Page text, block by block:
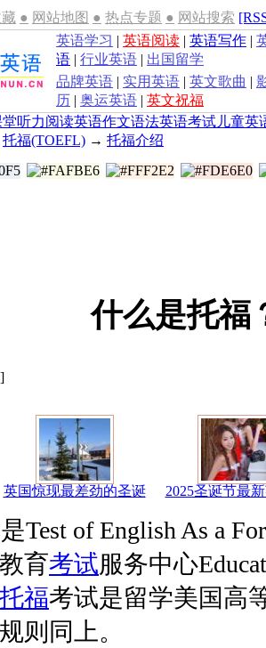
● 网站地图 ● 热点专题 ● 网站搜索
英语学习 | 英语阅读 | 英语写作 |
语 | 行业英语 | 出国留学
品牌英语 | 实用英语 | 英文歌曲 |
历 | 奥运英语 | 英文祝福
听力阅读英语作文语法英语考试 儿童英
托福(TOEFL) → 托福介绍
什么是托福
英国惊现最差劲的圣诞 2025圣诞节最
Test of English As a
育考试服务中心
托福考试是留学美国高
则同上。